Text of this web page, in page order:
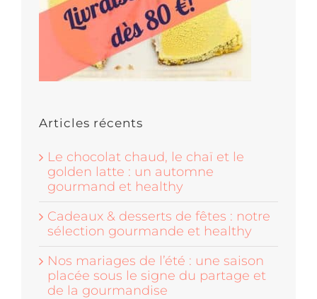
Articles récents
Le chocolat chaud, le chaï et le
golden latte : un automne
gourmand et healthy
Cadeaux & desserts de fêtes : notre
sélection gourmande et healthy
Nos mariages de l’été : une saison
placée sous le signe du partage et
de la gourmandise